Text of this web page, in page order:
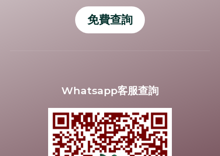
免費查詢
Whatsapp客服查詢